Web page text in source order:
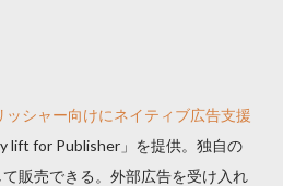
ッシャー向けにネイティブ広告支援
lift for Publisher」を提供。独自の
販売できる。外部広告を受け入れ